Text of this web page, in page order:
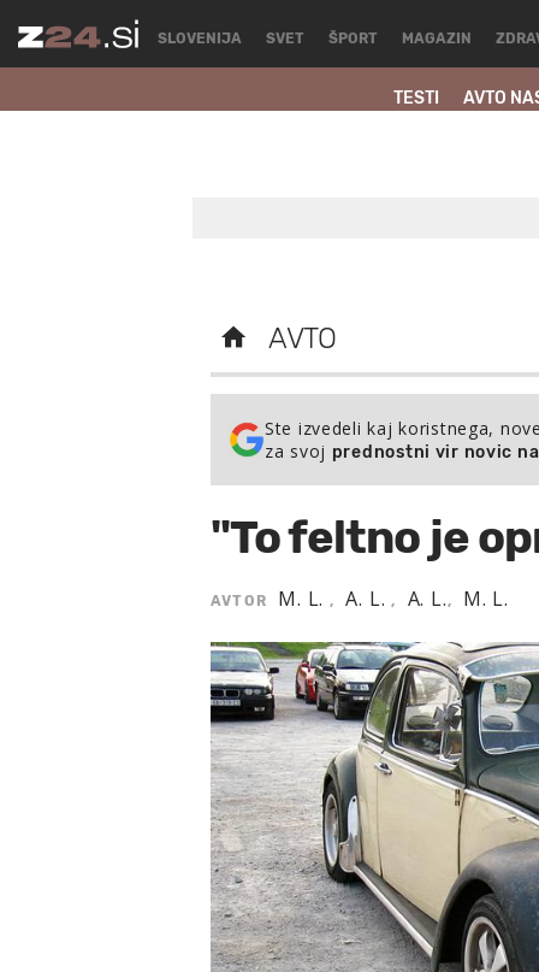
SLOVENIJA SVET ŠPORT MAGAZIN
TESTI AVTO
AVTO
Ste izvedeli kaj koristnega,
za svoj prednostni vir novic
"To feltno je
AVTOR M. L., A. L., A. L., M. L.